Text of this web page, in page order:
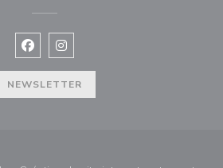
Facebook ((ouvre une nouvelle
Instagram ((ouvre une
NEWSLETTER